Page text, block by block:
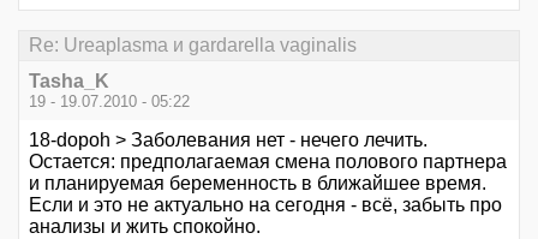
Re: Ureaplasma и gardarella vaginalis
Tasha_K
19 - 19.07.2010 - 05:22
18-dopoh > Заболевания нет - нечего лечить.
Остается: предполагаемая смена полового партнера
и планируемая беременность в ближайшее время.
Если и это не актуально на сегодня - всё, забыть про
анализы и жить спокойно.